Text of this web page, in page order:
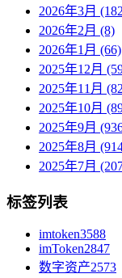
2026年3月
2026年2月 (8)
2026年1月 (66)
2025年12月
2025年11月
2025年10月
2025年9月
2025年8月
2025年7月
标签列表
imtoken3588
imToken2847
数字资产2573